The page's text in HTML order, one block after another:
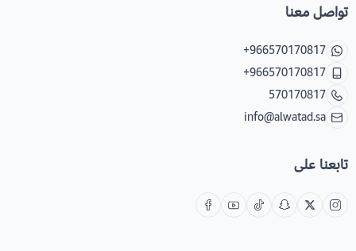
تواصل معنا
+966570170817
+966570170817
570170817
info@alwatad.sa
تابعنا على